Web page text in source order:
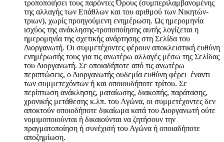
τροποποιήσει τους παρόντες Όρους (συμπεριλαμβανομένης
της αλλαγής των Επάθλων και του αριθμού των Νικητών-
τριων), χωρίς προηγούμενη ενημέρωση. Ως ημερομηνία
ισχύος της ανάκλησης-τροποποίησης αυτής λογίζεται η
ημερομηνία της σχετικής ανάρτησης στη Σελίδα του
Διοργανωτή. Οι συμμετέχοντες φέρουν αποκλειστική ευθύνη
ενημέρωσής τους για τις ανωτέρω αλλαγές μέσω της Σελίδας
του Διοργανωτή. Σε οποιαδήποτε από τις ανωτέρω
περιπτώσεις, ο Διοργανωτής ουδεμία ευθύνη φέρει έναντι
των συμμετεχόντων ή και οποιουδήποτε τρίτου. Σε
περίπτωση ανάκλησης, ματαίωσης, διακοπής, παράτασης,
χρονικής μετάθεσης κ.λπ. του Αγώνα, οι συμμετέχοντες δεν
αποκτούν οποιοδήποτε δικαίωμα κατά του Διοργανωτή ούτε
νομιμοποιούνται ή δικαιούνται να ζητήσουν την
πραγματοποίηση ή συνέχισή του Αγώνα ή οποιαδήποτε
αποζημίωση.